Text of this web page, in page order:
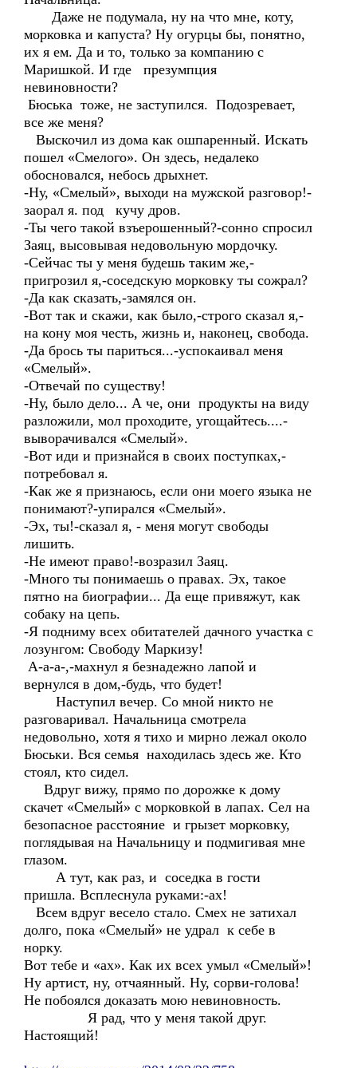
Даже не подумала, ну на что мне, коту,
морковка и капуста? Ну огурцы бы, понятно,
их я ем. Да и то, только за компанию с
Маришкой. И где презумпция
невиновности?
Бюська тоже, не заступился. Подозревает,
все же меня?
Выскочил из дома как ошпаренный. Искать
пошел «Смелого». Он здесь, недалеко
обосновался, небось дрыхнет.
-Ну, «Смелый», выходи на мужской разговор!-
заорал я. под кучу дров.
-Ты чего такой взъерошенный?-сонно спросил
Заяц, высовывая недовольную мордочку.
-Сейчас ты у меня будешь таким же,-
пригрозил я,-соседскую морковку ты сожрал?
-Да как сказать,-замялся он.
-Вот так и скажи, как было,-строго сказал я,-
на кону моя честь, жизнь и, наконец, свобода.
-Да брось ты париться...-успокаивал меня
«Смелый».
-Отвечай по существу!
-Ну, было дело... А че, они продукты на виду
разложили, мол проходите, угощайтесь....-
выворачивался «Смелый».
-Вот иди и признайся в своих поступках,-
потребовал я.
-Как же я признаюсь, если они моего языка не
понимают?-упирался «Смелый».
-Эх, ты!-сказал я, - меня могут свободы
лишить.
-Не имеют право!-возразил Заяц.
-Много ты понимаешь о правах. Эх, такое
пятно на биографии... Да еще привяжут, как
собаку на цепь.
-Я подниму всех обитателей дачного участка с
лозунгом: Свободу Маркизу!
А-а-а-,-махнул я безнадежно лапой и
вернулся в дом,-будь, что будет!
Наступил вечер. Со мной никто не
разговаривал. Начальница смотрела
недовольно, хотя я тихо и мирно лежал около
Бюськи. Вся семья находилась здесь же. Кто
стоял, кто сидел.
Вдруг вижу, прямо по дорожке к дому
скачет «Смелый» с морковкой в лапах. Сел на
безопасное расстояние и грызет морковку,
поглядывая на Начальницу и подмигивая мне
глазом.
А тут, как раз, и соседка в гости
пришла. Всплеснула руками:-ах!
Всем вдруг весело стало. Смех не затихал
долго, пока «Смелый» не удрал к себе в
норку.
Вот тебе и «ах». Как их всех умыл «Смелый»!
Ну артист, ну, отчаянный. Ну, сорви-голова!
Не побоялся доказать мою невиновность.
Я рад, что у меня такой друг.
Настоящий!